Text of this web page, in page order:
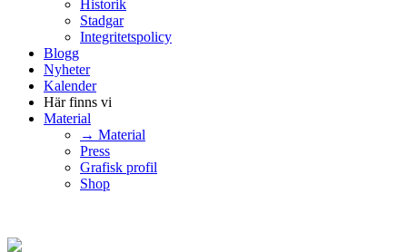
Historik
Stadgar
Integritetspolicy
Blogg
Nyheter
Kalender
Här finns vi
Material
→ Material
Press
Grafisk profil
Shop